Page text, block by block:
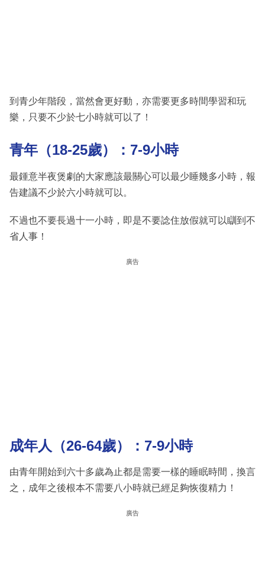
到青少年階段，當然會更好動，亦需要更多時間學習和玩
樂，只要不少於七小時就可以了！
青年（18-25歲）：7-9小時
最鍾意半夜煲劇的大家應該最關心可以最少睡幾多小時，報
告建議不少於六小時就可以。
不過也不要長過十一小時，即是不要諗住放假就可以瞓到不
省人事！
廣告
成年人（26-64歲）：7-9小時
由青年開始到六十多歲為止都是需要一樣的睡眠時間，換言
之，成年之後根本不需要八小時就已經足夠恢復精力！
廣告